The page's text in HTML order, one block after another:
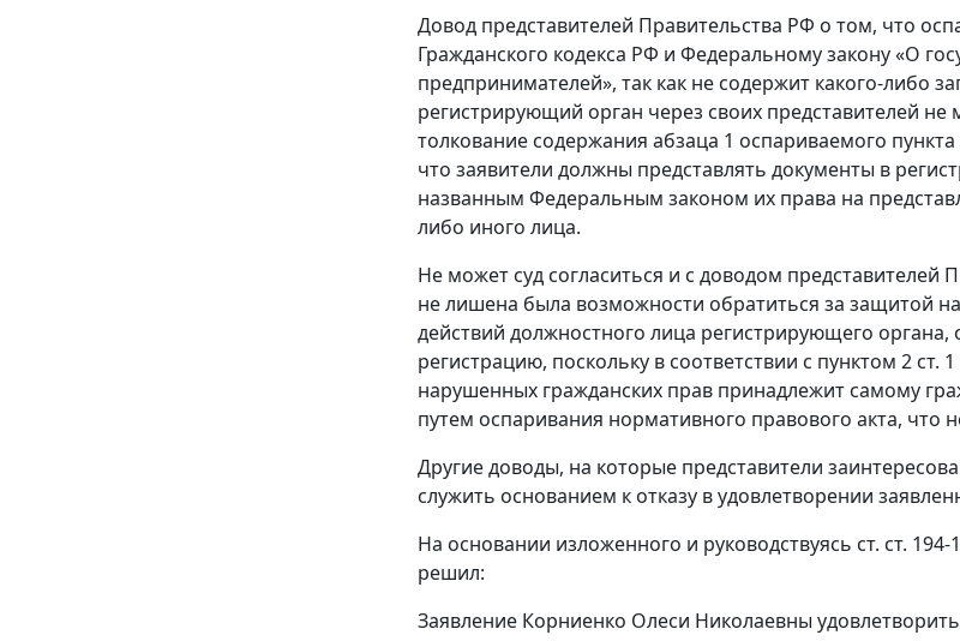
Довод представителей Правительства РФ о том, что
Гражданского кодекса РФ и Федеральному закону «О
предпринимателей», так как не содержит какого-либо
регистрирующий орган через своих представителей
толкование содержания абзаца 1 оспариваемого
что заявители должны представлять документы в
названным Федеральным законом их права на
либо иного лица.
Не может суд согласиться и с доводом представителей
не лишена была возможности обратиться за защитой
действий должностного лица регистрирующего
регистрацию, поскольку в соответствии с пунктом 2
нарушенных гражданских прав принадлежит самому
путем оспаривания нормативного правового акта, что
Другие доводы, на которые представители
служить основанием к отказу в удовлетворении
На основании изложенного и руководствуясь ст. ст.
решил:
Заявление Корниенко Олеси Николаевны